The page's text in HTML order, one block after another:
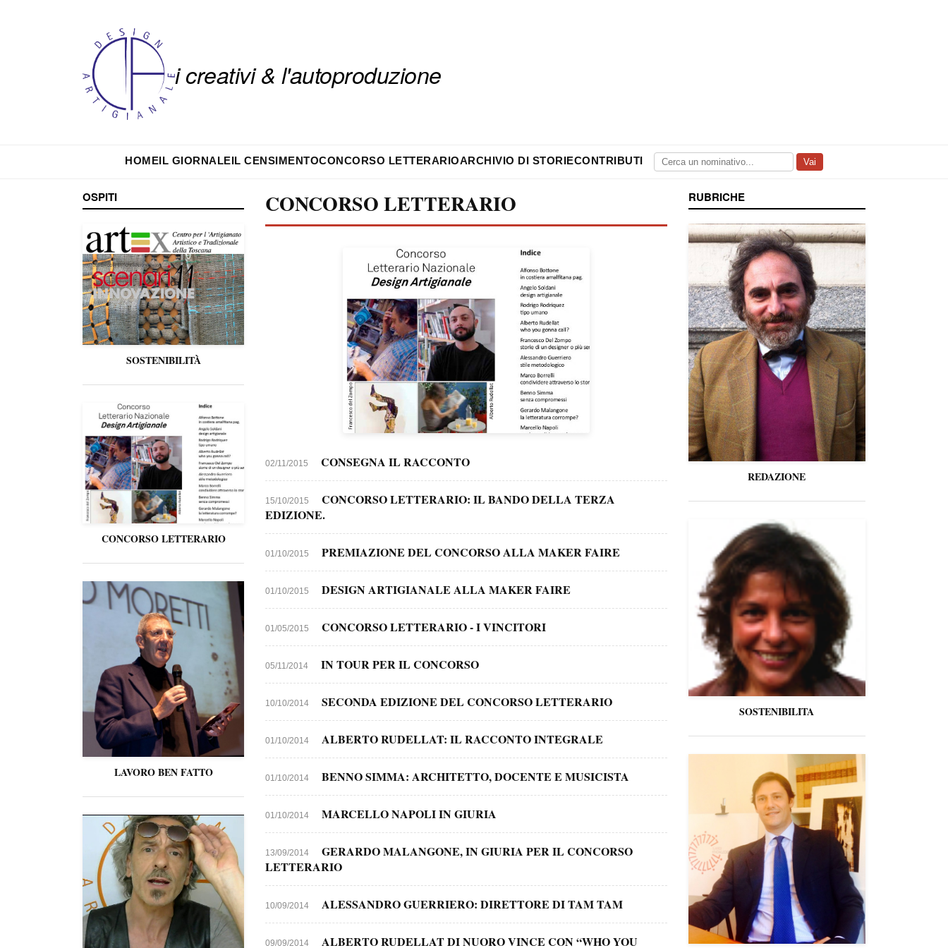
i creativi & l'autoproduzione
HOMEIL GIORNALEIL CENSIMENTOCONCORSO LETTERARIOARCHIVIO DI STORIECONTRIBUTI Vai
OSPITI
SOSTENIBILITÀ
CONCORSO LETTERARIO
LAVORO BEN FATTO
CONCORSO LETTERARIO
02/11/2015 CONSEGNA IL RACCONTO
15/10/2015
CONCORSO LETTERARIO: IL BANDO DELLA TERZA
EDIZIONE.
01/10/2015 PREMIAZIONE DEL CONCORSO ALLA MAKER FAIRE
01/10/2015 DESIGN ARTIGIANALE ALLA MAKER FAIRE
01/05/2015 CONCORSO LETTERARIO - I VINCITORI
05/11/2014 IN TOUR PER IL CONCORSO
10/10/2014 SECONDA EDIZIONE DEL CONCORSO LETTERARIO
01/10/2014 ALBERTO RUDELLAT: IL RACCONTO INTEGRALE
01/10/2014 BENNO SIMMA: ARCHITETTO, DOCENTE E MUSICISTA
01/10/2014 MARCELLO NAPOLI IN GIURIA
13/09/2014
GERARDO MALANGONE, IN GIURIA PER IL CONCORSO
LETTERARIO
10/09/2014 ALESSANDRO GUERRIERO: DIRETTORE DI TAM TAM
09/09/2014
ALBERTO RUDELLAT DI NUORO VINCE CON “WHO YOU
RUBRICHE
REDAZIONE
SOSTENIBILITA